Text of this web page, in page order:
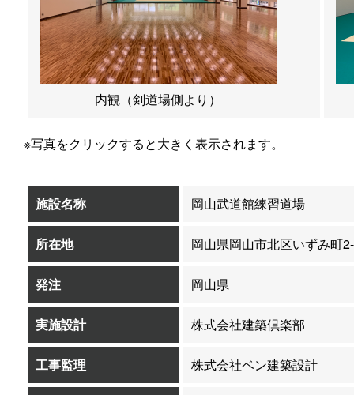
内観（剣道場側より）
※写真をクリックすると大きく表示されます。
施設名称 岡山武道館練習道場
所在地 岡山県岡山市北区いずみ町
発注 岡山県
実施設計 株式会社建築倶楽部
工事監理 株式会社ベン建築設計